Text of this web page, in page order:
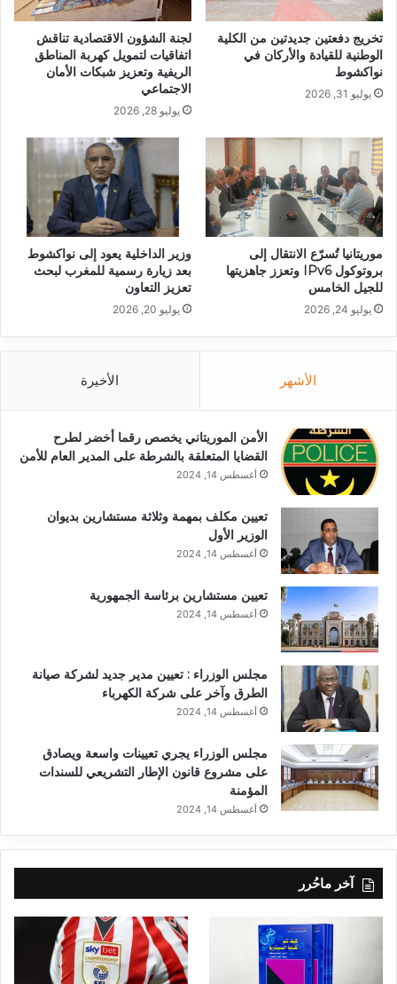
تخريج دفعتين جديدتين من الكلية
الوطنية للقيادة والأركان في
نواكشوط
يوليو 31, 2026
لجنة الشؤون الاقتصادية تناقش
اتفاقيات لتمويل كهربة المناطق
الريفية وتعزيز شبكات الأمان
الاجتماعي
يوليو 28, 2026
موريتانيا تُسرّع الانتقال إلى
بروتوكول IPv6 وتعزز جاهزيتها
للجيل الخامس
يوليو 24, 2026
وزير الداخلية يعود إلى نواكشوط
بعد زيارة رسمية للمغرب لبحث
تعزيز التعاون
يوليو 20, 2026
الأشهر الأخيرة
الأمن الموريتاني يخصص رقما أخضر لطرح
القضايا المتعلقة بالشرطة على المدير العام للأمن
أغسطس 14, 2024
تعيين مكلف بمهمة وثلاثة مستشارين بديوان
الوزير الأول
أغسطس 14, 2024
تعيين مستشارين برئاسة الجمهورية
أغسطس 14, 2024
مجلس الوزراء : تعيين مدير جديد لشركة صيانة
الطرق وآخر على شركة الكهرباء
أغسطس 14, 2024
مجلس الوزراء يجري تعيينات واسعة ويصادق
على مشروع قانون الإطار التشريعي للسندات
المؤمنة
أغسطس 14, 2024
آخر ماحُرر